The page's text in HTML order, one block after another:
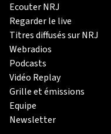
Ecouter NRJ
Regarder le live
Titres diffusés sur NRJ
Webradios
Podcasts
Vidéo Replay
Grille et émissions
Equipe
Newsletter